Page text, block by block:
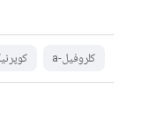
کلروفیل-a